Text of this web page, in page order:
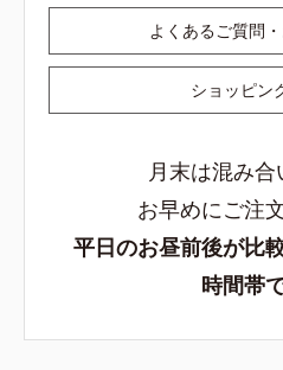
よくあるご質問
ショッピン
月末は混み
お早めにご注
平日のお昼前後が比
時間帯